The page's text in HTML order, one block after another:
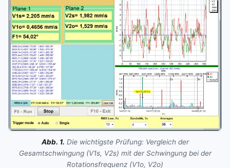
Abb. 1. Die wichtigste Prüfung: Vergleich der
Gesamtschwingung (V1s, V2s) mit der Schwingung bei der
Rotationsfrequenz (V1o, V2o)